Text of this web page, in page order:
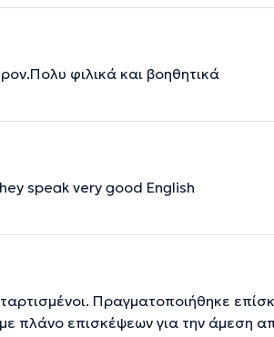
φιλικά και βοηθητικά
speak very good English
Πραγματοποιήθηκε
πλάνο επισκέψεων για την άμεση